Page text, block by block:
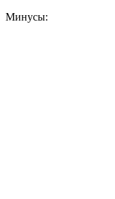
Минусы: